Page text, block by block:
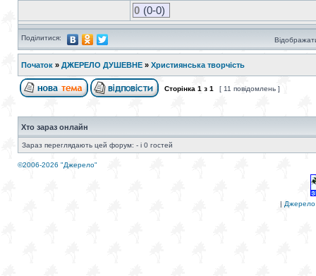
0 (0-0)
Поділитися:
Початок » ДЖЕРЕЛО ДУШЕВНЕ » Християнська творчість
Сторінка 1 з 1 [ 11 повідомлень ]
Хто зараз онлайн
Зараз переглядають цей форум: - і 0 гостей
©2006-2026 "Джерело"
| Джерело